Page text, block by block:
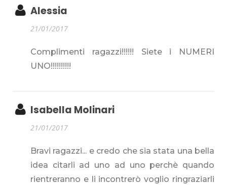
Alessia
21/01/2017
Complimenti ragazzi!!!!!! Siete i NUMERI
UNO!!!!!!!!!!
Isabella Molinari
21/01/2017
Bravi ragazzi... e credo che sia stata una bella
idea citarli ad uno ad uno perchè quando
rientreranno e li incontrerò voglio ringraziarli